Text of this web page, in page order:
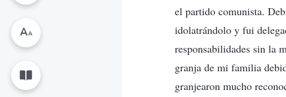
el partido comunista.
idolatrándolo y fui
responsabilidades sin la
granja de mi familia
granjearon mucho